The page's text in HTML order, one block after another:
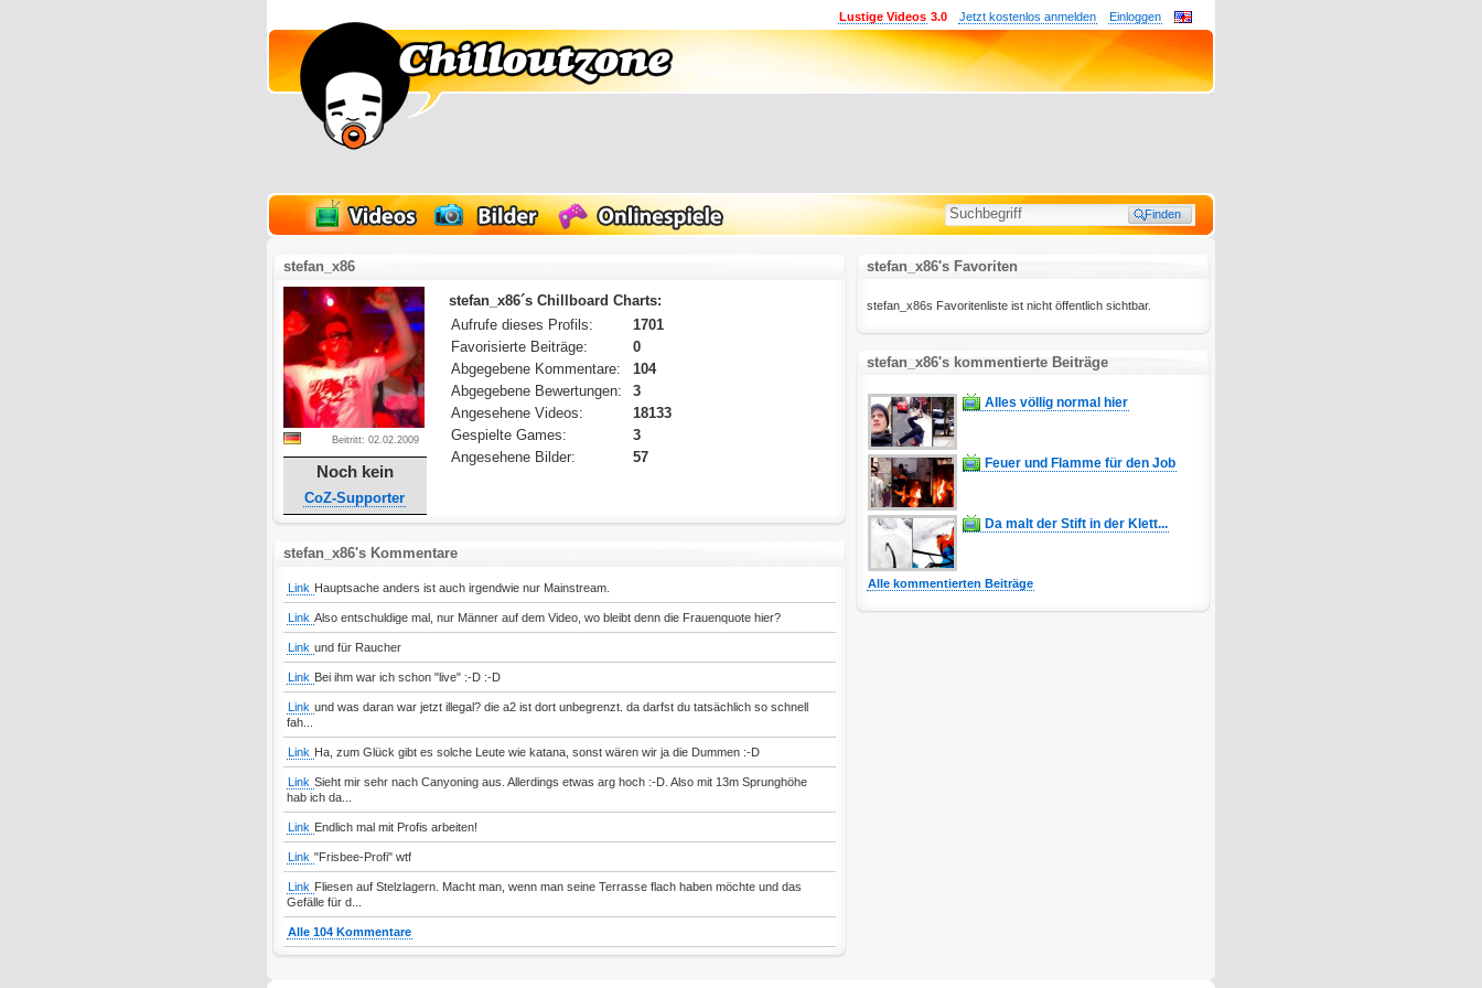
Einloggen
Jetzt kostenlos anmelden
Lustige Videos 3.0
stefan_x86
Beitritt: 02.02.2009
Noch kein
CoZ-Supporter
stefan_x86´s Chillboard Charts:
Aufrufe dieses Profils:
1701
Favorisierte Beiträge:
0
Abgegebene Kommentare:
104
Abgegebene Bewertungen:
3
Angesehene Videos:
18133
Gespielte Games:
3
Angesehene Bilder:
57
stefan_x86's Kommentare
Link Hauptsache anders ist auch irgendwie nur Mainstream.
Link Also entschuldige mal, nur Männer auf dem Video, wo bleibt denn die Frauenquote hier?
Link und für Raucher
Link Bei ihm war ich schon "live" :-D :-D
Link und was daran war jetzt illegal? die a2 ist dort unbegrenzt. da darfst du tatsächlich so schnell
fah...
Link Ha, zum Glück gibt es solche Leute wie katana, sonst wären wir ja die Dummen :-D
Link Sieht mir sehr nach Canyoning aus. Allerdings etwas arg hoch :-D. Also mit 13m Sprunghöhe
hab ich da...
Link Endlich mal mit Profis arbeiten!
Link "Frisbee-Profi" wtf
Link Fliesen auf Stelzlagern. Macht man, wenn man seine Terrasse flach haben möchte und das
Gefälle für d...
Alle 104 Kommentare
stefan_x86's Favoriten
stefan_x86s Favoritenliste ist nicht öffentlich sichtbar.
stefan_x86's kommentierte Beiträge
Alles völlig normal hier
Feuer und Flamme für den Job
Da malt der Stift in der Klett...
Alle kommentierten Beiträge